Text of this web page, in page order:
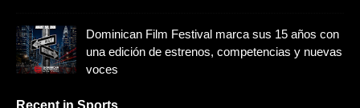
Dominican Film Festival marca sus 15 años con
una edición de estrenos, competencias y nuevas
voces
Recent in Sports